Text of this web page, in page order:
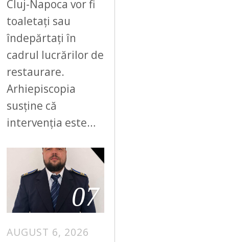
Cluj-Napoca vor fi
toaletați sau
îndepărtați în
cadrul lucrărilor de
restaurare.
Arhiepiscopia
susține că
intervenția este…
07
AUGUST 6, 2026